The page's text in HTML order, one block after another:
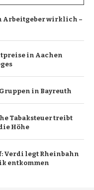
Arbeitgeber wirklich –
in Aachen
in Bayreuth
Tabaksteuer treibt
Höhe
Verdi legt Rheinbahn
entkommen